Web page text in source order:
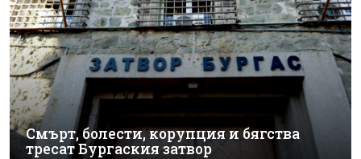
Смърт, болести, корупция и бягства
тресат Бургаския затвор